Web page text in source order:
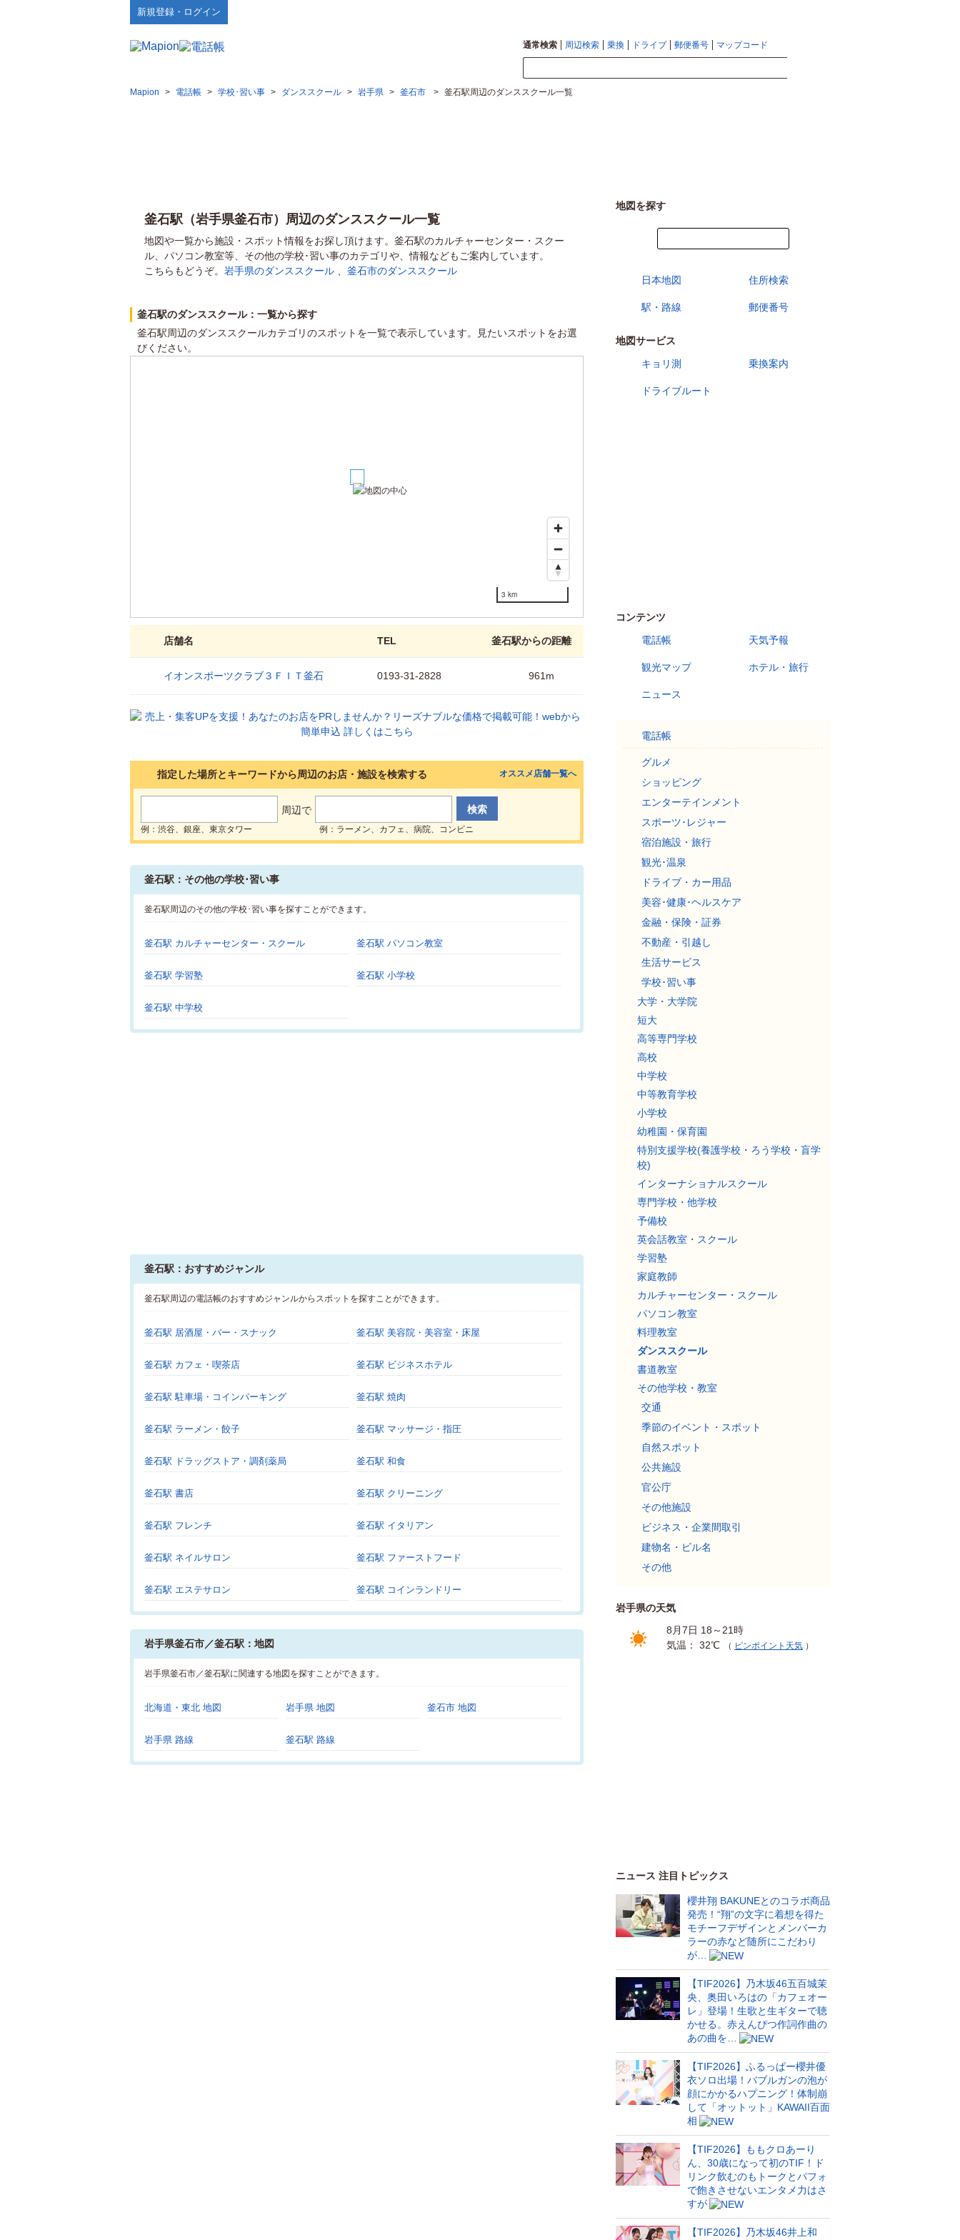
新規登録・ログイン
通常検索 周辺検索 乗換 ドライブ 郵便番号 マップコード
Mapion > 電話帳 > 学校･習い事 > ダンススクール > 岩手県 > 釜石市 > 釜石駅周辺のダンススクール一覧
釜石駅（岩手県釜石市）周辺のダンススクール一覧
地図や一覧から施設・スポット情報をお探し頂けます。釜石駅のカルチャーセンター・スクー
ル、パソコン教室等、その他の学校･習い事のカテゴリや、情報などもご案内しています。
こちらもどうぞ。 岩手県のダンススクール 釜石市のダンススクール
釜石駅のダンススクール：一覧から探す
釜石駅周辺のダンススクールカテゴリのスポットを一覧で表示しています。見たいスポットをお選
びください。
3 km
店舗名 TEL 釜石駅からの距離
イオンスポーツクラブ３ＦＩＴ釜石 0193-31-2828 961m
指定した場所とキーワードから周辺のお店・施設を検索する
周辺で
例：渋谷、銀座、東京タワー 例：ラーメン、カフェ、病院、コンビニ
オススメ店舗一覧へ
釜石駅：その他の学校･習い事
釜石駅周辺のその他の学校･習い事を探すことができます。
釜石駅 カルチャーセンター・スクール 釜石駅 パソコン教室
釜石駅 学習塾 釜石駅 小学校
釜石駅 中学校
釜石駅：おすすめジャンル
釜石駅周辺の電話帳のおすすめジャンルからスポットを探すことができます。
釜石駅 居酒屋・バー・スナック 釜石駅 美容院・美容室・床屋
釜石駅 カフェ・喫茶店 釜石駅 ビジネスホテル
釜石駅 駐車場・コインパーキング 釜石駅 焼肉
釜石駅 ラーメン・餃子 釜石駅 マッサージ・指圧
釜石駅 ドラッグストア・調剤薬局 釜石駅 和食
釜石駅 書店 釜石駅 クリーニング
釜石駅 フレンチ 釜石駅 イタリアン
釜石駅 ネイルサロン 釜石駅 ファーストフード
釜石駅 エステサロン 釜石駅 コインランドリー
岩手県釜石市／釜石駅：地図
岩手県釜石市／釜石駅に関連する地図を探すことができます。
北海道・東北 地図 岩手県 地図 釜石市 地図
岩手県 路線 釜石駅 路線
地図を探す
日本地図 住所検索
駅・路線 郵便番号
地図サービス
キョリ測
乗換案内
ドライブルート
コンテンツ
電話帳
天気予報
観光マップ ホテル・旅行
ニュース
電話帳
グルメ
ショッピング
エンターテインメント
スポーツ･レジャー
宿泊施設・旅行
観光･温泉
ドライブ・カー用品
美容･健康･ヘルスケア
金融・保険・証券
不動産・引越し
生活サービス
学校･習い事
大学・大学院
短大
高等専門学校
高校
中学校
中等教育学校
小学校
幼稚園・保育園
特別支援学校(養護学校・ろう学校・盲学
校)
インターナショナルスクール
専門学校・他学校
予備校
英会話教室・スクール
学習塾
家庭教師
カルチャーセンター・スクール
パソコン教室
料理教室
ダンススクール
書道教室
その他学校・教室
交通
季節のイベント・スポット
自然スポット
公共施設
官公庁
その他施設
ビジネス・企業間取引
建物名・ビル名
その他
岩手県の天気
8月7日 18～21時
気温： 32℃
（ ピンポイント天気 ）
ニュース 注目トピックス
櫻井翔 BAKUNEとのコラボ商品
発売！“翔”の文字に着想を得た
モチーフデザインとメンバーカ
ラーの赤など随所にこだわり
が…
【TIF2026】乃木坂46五百城茉
央、奥田いろはの「カフェオー
レ」登場！生歌と生ギターで聴
かせる。赤えんぴつ作詞作曲の
あの曲を…
【TIF2026】ふるっぱー櫻井優
衣ソロ出場！バブルガンの泡が
顔にかかるハプニング！体制崩
して「オットット」KAWAII百面
相
【TIF2026】ももクロあーり
ん、30歳になって初のTIF！ド
リンク飲むのもトークとパフォ
で飽きさせないエンタメ力はさ
すが
【TIF2026】乃木坂46井上和